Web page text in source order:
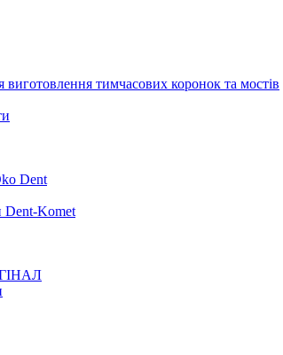
виготовлення тимчасових коронок та мостів
Dent
Dent-Komet